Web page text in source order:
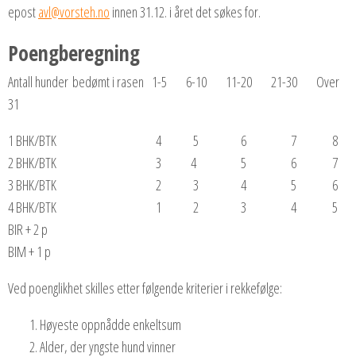
epostavl@vorsteh.no innen 31.12. i året det søkes for.
Poengberegning
Antall hunder bedømt i rasen 1-5 6-10 11-20 21-30 Over
31
1 BHK/BTK 4 5 6 7 8
2 BHK/BTK 3 4 5 6 7
3 BHK/BTK 2 3 4 5 6
4 BHK/BTK 1 2 3 4 5
BIR + 2 p
BIM + 1 p
Ved poenglikhet skilles etter følgende kriterier i rekkefølge:
Høyeste oppnådde enkeltsum
Alder, der yngste hund vinner